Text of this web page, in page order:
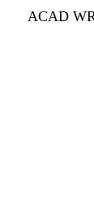
ACAD